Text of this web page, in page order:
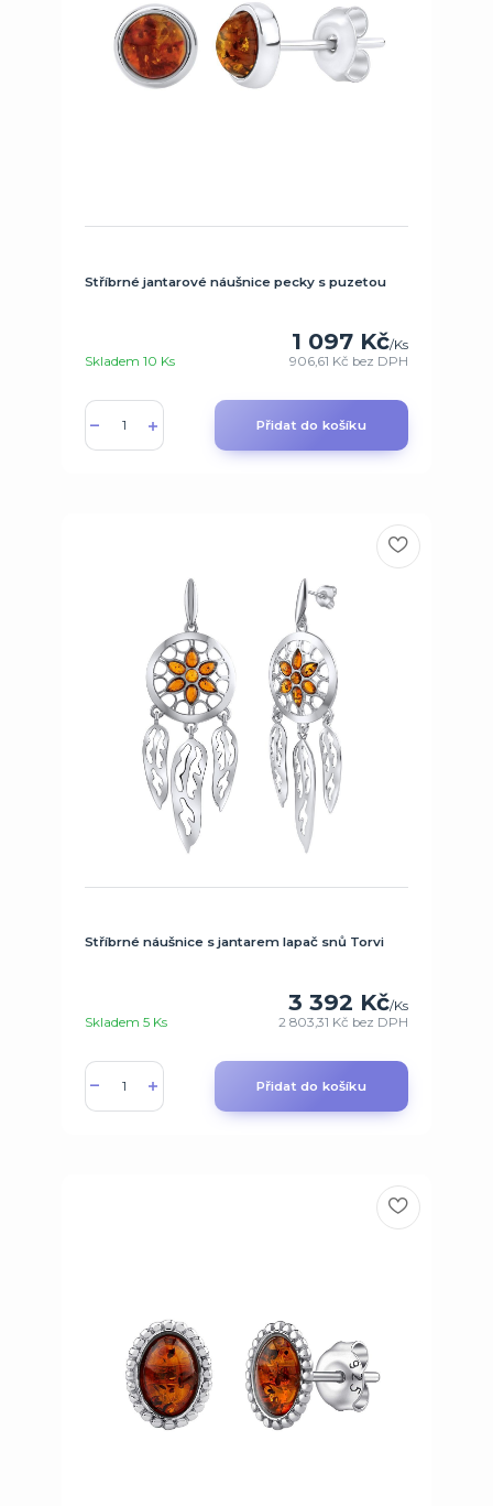
Stříbrné jantarové náušnice pecky s puzetou
1 097 Kč/Ks
906,61 Kč bez DPH
Skladem 10 Ks
Přidat do košíku
Stříbrné náušnice s jantarem lapač snů Torvi
3 392 Kč/Ks
2 803,31 Kč bez DPH
Skladem 5 Ks
Přidat do košíku